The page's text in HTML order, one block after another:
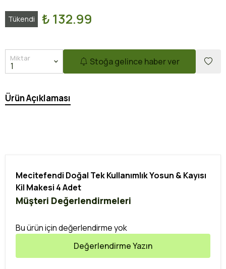
Tükendi ₺ 132.99
Miktar Stoğa gelince haber ver
Ürün Açıklaması
Mecitefendi Doğal Tek Kullanımlık Yosun & Kayısı
Kil Makesi 4 Adet
Müşteri Değerlendirmeleri
Bu ürün için değerlendirme yok
Değerlendirme Yazın